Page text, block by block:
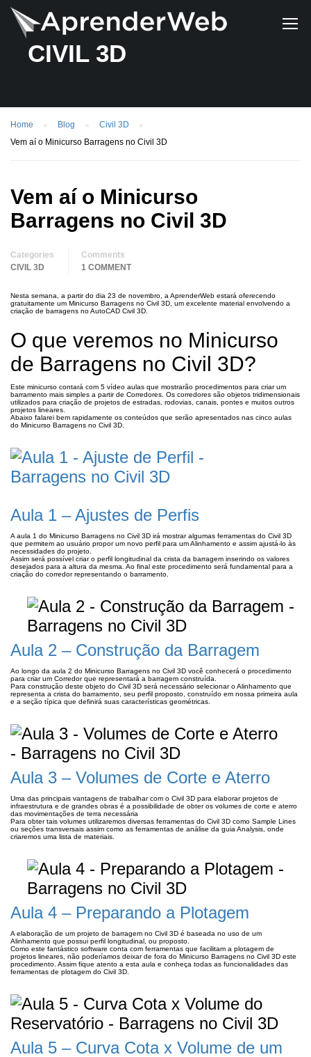
CIVIL 3D
Home Blog
Civil 3D
Vem aí o Minicurso Barragens no Civil 3D
Vem aí o Minicurso
Barragens no Civil 3D
Categories
CIVIL 3D
Comments
1 COMMENT
Nesta semana, a partir do dia 23 de novembro, a AprenderWeb estará oferecendo
gratuitamente um Minicurso Barragens no Civil 3D, um excelente material envolvendo a
criação de barragens no AutoCAD Civil 3D.
O que veremos no Minicurso
de Barragens no Civil 3D?
Este minicurso contará com 5 vídeo aulas que mostrarão procedimentos para criar um
barramento mais simples a partir de Corredores. Os corredores são objetos tridimensionais
utilizados para criação de projetos de estradas, rodovias, canais, pontes e muitos outros
projetos lineares.
Abaixo falarei bem rapidamente os conteúdos que serão apresentados nas cinco aulas
do Minicurso Barragens no Civil 3D.
Aula 1 – Ajustes de Perfis
A aula 1 do Minicurso Barragens no Civil 3D irá mostrar algumas ferramentas do Civil 3D
que permitem ao usuário propor um novo perfil para um Alinhamento e assim ajustá-lo às
necessidades do projeto.
Assim será possível criar o perfil longitudinal da crista da barragem inserindo os valores
desejados para a altura da mesma. Ao final este procedimento será fundamental para a
criação do corredor representando o barramento.
Aula 2 – Construção da Barragem
Ao longo da aula 2 do Minicurso Barragens no Civil 3D você conhecerá o procedimento
para criar um Corredor que representará a barragem construída.
Para construção deste objeto do Civil 3D será necessário selecionar o Alinhamento que
representa a crista do barramento, seu perfil proposto, construído em nossa primeira aula
e a seção típica que definirá suas características geométricas.
Aula 3 – Volumes de Corte e Aterro
Uma das principais vantagens de trabalhar com o Civil 3D para elaborar projetos de
infraestrutura e de grandes obras é a possibilidade de obter os volumes de corte e aterro
das movimentações de terra necessária
Para obter tais volumes utilizaremos diversas ferramentas do Civil 3D como Sample Lines
ou seções transversais assim como as ferramentas de análise da guia Analysis, onde
criaremos uma lista de materiais.
Aula 4 – Preparando a Plotagem
A elaboração de um projeto de barragem no Civil 3D é baseada no uso de um
Alinhamento que possui perfil longitudinal, ou proposto.
Como este fantástico software conta com ferramentas que facilitam a plotagem de
projetos lineares, não poderíamos deixar de fora do Minicurso Barragens no Civil 3D este
procedimento. Assim fique atento a esta aula e conheça todas as funcionalidades das
ferramentas de plotagem do Civil 3D.
Aula 5 – Curva Cota x Volume de um